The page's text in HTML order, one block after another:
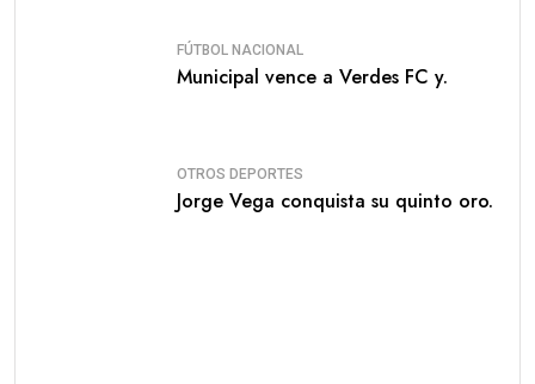
FÚTBOL NACIONAL
Municipal vence a Verdes FC y.
OTROS DEPORTES
Jorge Vega conquista su quinto oro.